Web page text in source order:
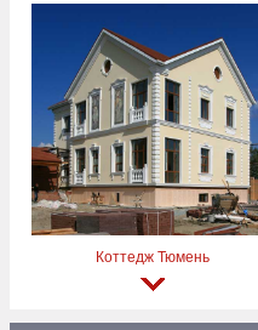
Коттедж Тюмень